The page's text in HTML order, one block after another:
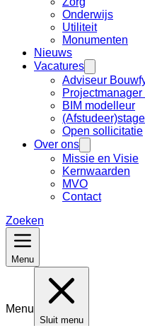
Onderwijs
Utiliteit
Monumenten
Nieuws
Vacatures
Adviseur
BIM modelleur
(Afstudeer)stage
Open sollicitatie
Over ons
Missie en Visie
Kernwaarden
MVO
Contact
Zoeken
Menu
Menu
Sluit menu